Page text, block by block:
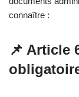
connaître :
📌 Article